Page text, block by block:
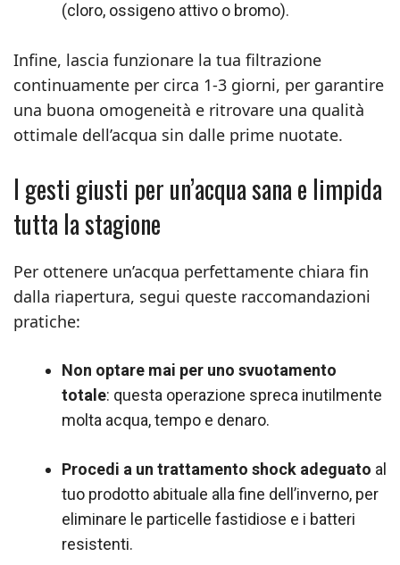
(cloro, ossigeno attivo o bromo).
Infine, lascia funzionare la tua filtrazione
continuamente per circa 1-3 giorni, per garantire
una buona omogeneità e ritrovare una qualità
ottimale dell’acqua sin dalle prime nuotate.
I gesti giusti per un’acqua sana e limpida
tutta la stagione
Per ottenere un’acqua perfettamente chiara fin
dalla riapertura, segui queste raccomandazioni
pratiche:
Non optare mai per uno svuotamento
totale: questa operazione spreca inutilmente
molta acqua, tempo e denaro.
Procedi a un trattamento shock adeguato al
tuo prodotto abituale alla fine dell’inverno, per
eliminare le particelle fastidiose e i batteri
resistenti.